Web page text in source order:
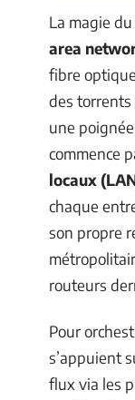
La magie du
area
fibre
des torrents
une
commence
locaux
chaque
son propre
routeurs
Pour
s’appuient
flux via les